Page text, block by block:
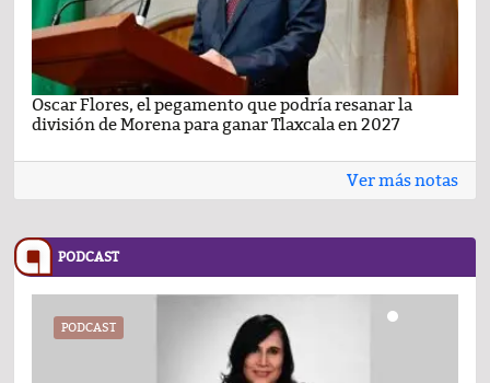
Oscar Flores, el pegamento que podría resanar la
división de Morena para ganar Tlaxcala en 2027
Ver más notas
PODCAST
PODCAST